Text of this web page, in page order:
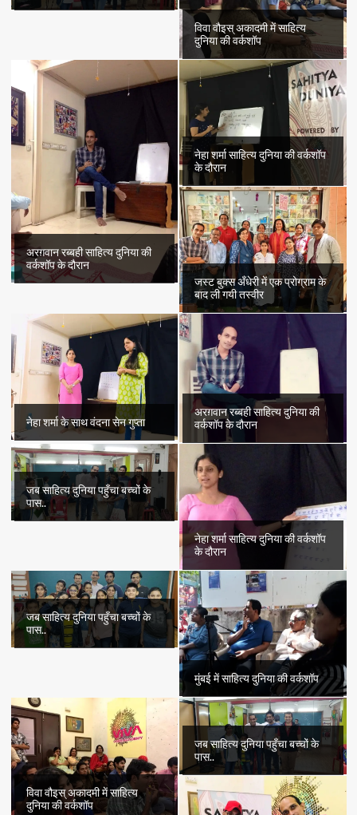
विवा वौइस् अकादमी में साहित्य
दुनिया की वर्कशॉप
अरग़वान रब्बही साहित्य दुनिया की
वर्कशॉप के दौरान
नेहा शर्मा साहित्य दुनिया की वर्कशॉप
के दौरान
जस्ट बुक्स अँधेरी में एक प्रोग्राम के
बाद ली गयी तस्वीर
नेहा शर्मा के साथ वंदना सेन गुप्ता
अरग़वान रब्बही साहित्य दुनिया की
वर्कशॉप के दौरान
जब साहित्य दुनिया पहुँचा बच्चों के
पास..
नेहा शर्मा साहित्य दुनिया की वर्कशॉप
के दौरान
जब साहित्य दुनिया पहुँचा बच्चों के
पास..
मुंबई में साहित्य दुनिया की वर्कशॉप
विवा वौइस् अकादमी में साहित्य
दुनिया की वर्कशॉप
जब साहित्य दुनिया पहुँचा बच्चों के
पास..